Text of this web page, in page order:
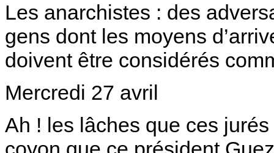
Les anarchistes : des
gens dont les moyens
doivent être considérés
Mercredi 27 avril
Ah ! les lâches que ces